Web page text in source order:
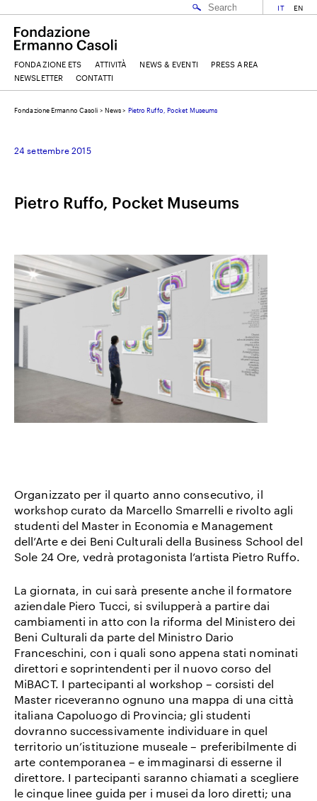
IT EN
FONDAZIONE ETS ATTIVITÀ NEWS & EVENTI
PRESS AREA
NEWSLETTER
CONTATTI
Fondazione Ermanno Casoli > News> Pietro Ruffo, Pocket Museums
24 settembre 2015
Pietro Ruffo, Pocket Museums
Organizzato per il quarto anno consecutivo, il
workshop curato da Marcello Smarrelli e rivolto agli
studenti del Master in Economia e Management
dell’Arte e dei Beni Culturali della Business School del
Sole 24 Ore, vedrà protagonista l’artista Pietro Ruffo.
La giornata, in cui sarà presente anche il formatore
aziendale Piero Tucci, si svilupperà a partire dai
cambiamenti in atto con la riforma del Ministero dei
Beni Culturali da parte del Ministro Dario
Franceschini, con i quali sono appena stati nominati
direttori e soprintendenti per il nuovo corso del
MiBACT. I partecipanti al workshop – corsisti del
Master riceveranno ognuno una mappa di una città
italiana Capoluogo di Provincia; gli studenti
dovranno successivamente individuare in quel
territorio un’istituzione museale – preferibilmente di
arte contemporanea – e immaginarsi di esserne il
direttore. I partecipanti saranno chiamati a scegliere
le cinque linee guida per i musei da loro diretti; una